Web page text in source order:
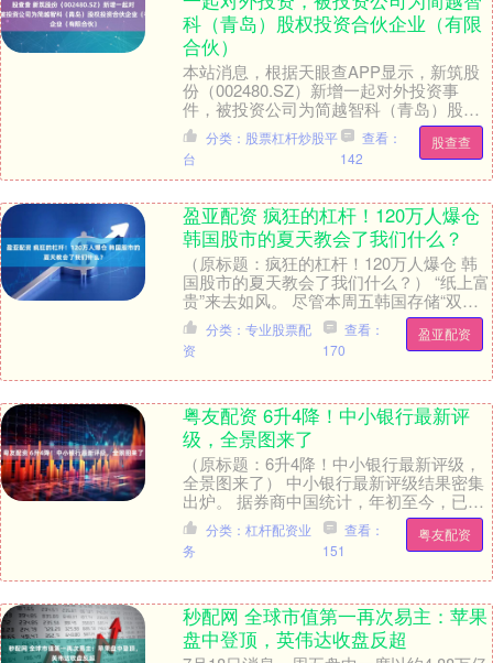
科（青岛）股权投资合伙企业（有限
合伙）
本站消息，根据天眼查APP显示，新筑股
份（002480.SZ）新增一起对外投资事
件，被投资公司为简越智科（青岛）股权
投资合伙企业（有限合伙），法定代表人
华民股权....
股查查
分类：股票杠杆炒股平
台
查看：
142
盈亚配资 疯狂的杠杆！120万人爆仓
韩国股市的夏天教会了我们什么？
（原标题：疯狂的杠杆！120万人爆仓 韩
国股市的夏天教会了我们什么？） “纸上富
贵”来去如风。 尽管本周五韩国存储“双
雄”单日盘中上涨幅度一度超过30%。但对
于....
盈亚配资
分类：专业股票配
资
查看：
170
粤友配资 6升4降！中小银行最新评
级，全景图来了
（原标题：6升4降！中小银行最新评级，
全景图来了） 中小银行最新评级结果密集
出炉。 据券商中国统计，年初至今，已有
合计6家中小银行主体信用评级获上调，包
括3家城....
粤友配资
分类：杠杆配资业
务
查看：
151
秒配网 全球市值第一再次易主：苹果
盘中登顶，英伟达收盘反超